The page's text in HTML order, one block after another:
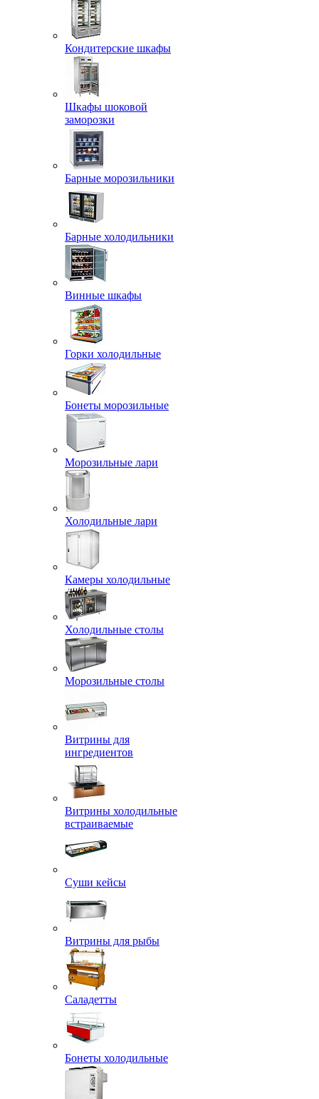
Кондитерские шкафы
Шкафы шоковой
заморозки
Барные морозильники
Барные холодильники
Винные шкафы
Горки холодильные
Бонеты морозильные
Морозильные лари
Холодильные лари
Камеры холодильные
Холодильные столы
Морозильные столы
Витрины для
ингредиентов
Витрины холодильные
встраиваемые
Суши кейсы
Витрины для рыбы
Саладетты
Бонеты холодильные